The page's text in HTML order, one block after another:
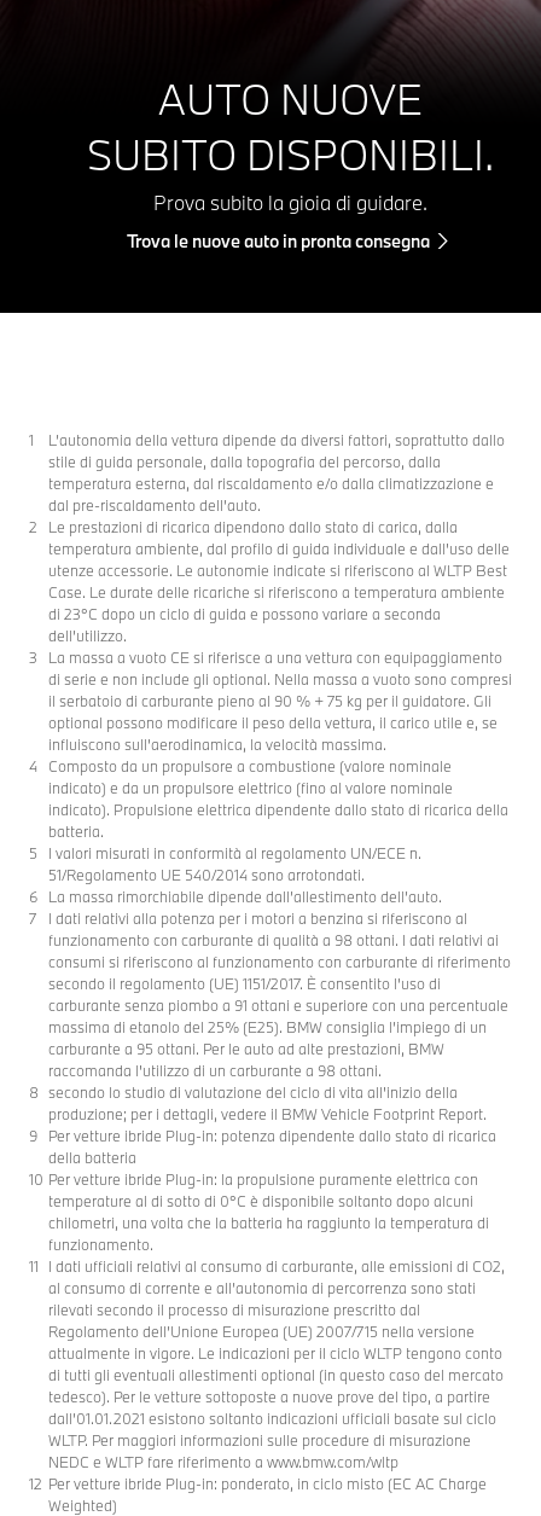
AUTO NUOVE
SUBITO DISPONIBILI.
Prova subito la gioia di guidare.
Trova le nuove auto in pronta consegna
L’autonomia della vettura dipende da diversi fattori, soprattutto dallo
stile di guida personale, dalla topografia del percorso, dalla
temperatura esterna, dal riscaldamento e/o dalla climatizzazione e
dal pre-riscaldamento dell’auto.
Le prestazioni di ricarica dipendono dallo stato di carica, dalla
temperatura ambiente, dal profilo di guida individuale e dall'uso delle
utenze accessorie. Le autonomie indicate si riferiscono al WLTP Best
Case. Le durate delle ricariche si riferiscono a temperatura ambiente
di 23°C dopo un ciclo di guida e possono variare a seconda
dell’utilizzo.
La massa a vuoto CE si riferisce a una vettura con equipaggiamento
di serie e non include gli optional. Nella massa a vuoto sono compresi
il serbatoio di carburante pieno al 90 % + 75 kg per il guidatore. Gli
optional possono modificare il peso della vettura, il carico utile e, se
influiscono sull’aerodinamica, la velocità massima.
Composto da un propulsore a combustione (valore nominale
indicato) e da un propulsore elettrico (fino al valore nominale
indicato). Propulsione elettrica dipendente dallo stato di ricarica della
batteria.
I valori misurati in conformità al regolamento UN/ECE n.
51/Regolamento UE 540/2014 sono arrotondati.
La massa rimorchiabile dipende dall’allestimento dell’auto.
I dati relativi alla potenza per i motori a benzina si riferiscono al
funzionamento con carburante di qualità a 98 ottani. I dati relativi ai
consumi si riferiscono al funzionamento con carburante di riferimento
secondo il regolamento (UE) 1151/2017. È consentito l’uso di
carburante senza piombo a 91 ottani e superiore con una percentuale
massima di etanolo del 25% (E25). BMW consiglia l’impiego di un
carburante a 95 ottani. Per le auto ad alte prestazioni, BMW
raccomanda l'utilizzo di un carburante a 98 ottani.
secondo lo studio di valutazione del ciclo di vita all'inizio della
produzione; per i dettagli, vedere il BMW Vehicle Footprint Report.
Per vetture ibride Plug-in: potenza dipendente dallo stato di ricarica
della batteria
Per vetture ibride Plug-in: la propulsione puramente elettrica con
temperature al di sotto di 0°C è disponibile soltanto dopo alcuni
chilometri, una volta che la batteria ha raggiunto la temperatura di
funzionamento.
I dati ufficiali relativi al consumo di carburante, alle emissioni di CO2,
al consumo di corrente e all’autonomia di percorrenza sono stati
rilevati secondo il processo di misurazione prescritto dal
Regolamento dell’Unione Europea (UE) 2007/715 nella versione
attualmente in vigore. Le indicazioni per il ciclo WLTP tengono conto
di tutti gli eventuali allestimenti optional (in questo caso del mercato
tedesco). Per le vetture sottoposte a nuove prove del tipo, a partire
dall’01.01.2021 esistono soltanto indicazioni ufficiali basate sul ciclo
WLTP. Per maggiori informazioni sulle procedure di misurazione
NEDC e WLTP fare riferimento a www.bmw.com/wltp
Per vetture ibride Plug-in: ponderato, in ciclo misto (EC AC Charge
Weighted)